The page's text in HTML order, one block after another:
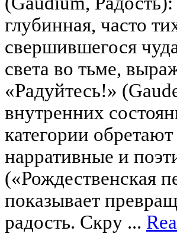
глубинная, часто
свершившегося
света во тьме,
«Радуйтесь!»
внутренних
категории
нарративные и
(«Рождественская
показывает
радость. Скру ...